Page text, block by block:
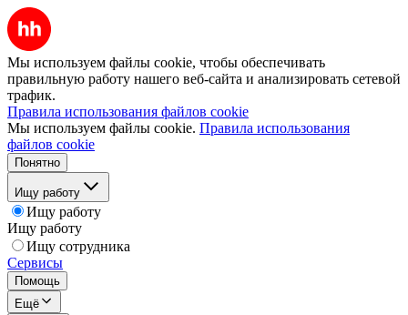
Мы используем файлы cookie, чтобы обеспечивать
правильную работу нашего веб-сайта и анализировать сетевой
трафик.
Правила использования файлов cookie
Мы используем файлы cookie. Правила использования
файлов cookie
Понятно
Ищу работу
Ищу работу
Ищу работу
Ищу сотрудника
Сервисы
Помощь
Ещё